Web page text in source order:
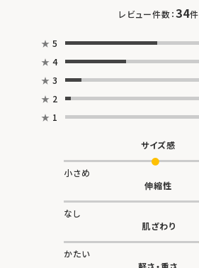
レビュー件数：34件
★ 5
★ 4
★ 3
★ 2
★ 1
サイズ感
小さめ
伸縮性
なし
肌ざわり
かたい